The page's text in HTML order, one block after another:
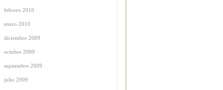
febrero 2010
enero 2010
diciembre 2009
octubre 2009
septiembre 2009
julio 2009